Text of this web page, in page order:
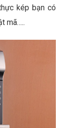
kép bạn có
mã…..